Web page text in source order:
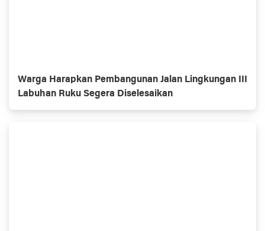
Warga Harapkan Pembangunan Jalan Lingkungan III
Labuhan Ruku Segera Diselesaikan